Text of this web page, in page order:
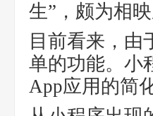
生”，颇为相映
目前看来，由
单的功能。小
App应用的简